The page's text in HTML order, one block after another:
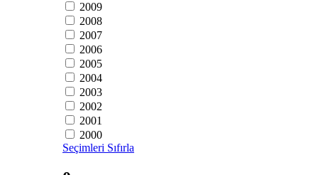
2009
2008
2007
2006
2005
2004
2003
2002
2001
2000
Seçimleri Sıfırla